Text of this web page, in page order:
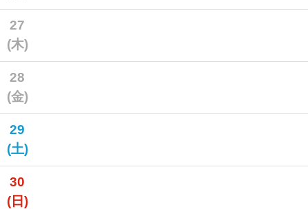
27
(木)
28
(金)
29
(土)
30
(日)